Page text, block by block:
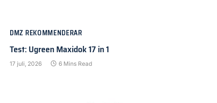
DMZ REKOMMENDERAR
Test: Ugreen Maxidok 17 in 1
17 juli, 2026 6 Mins Read